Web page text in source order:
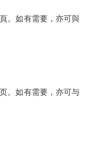
。如有需要，亦可與
。如有需要，亦可与